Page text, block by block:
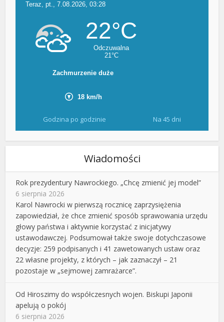
Godzina po godzinie Na 45 dni
Wiadomości
Rok prezydentury Nawrockiego. „Chcę zmienić jej model”
6 sierpnia 2026
Karol Nawrocki w pierwszą rocznicę zaprzysiężenia
zapowiedział, że chce zmienić sposób sprawowania urzędu
głowy państwa i aktywnie korzystać z inicjatywy
ustawodawczej. Podsumował także swoje dotychczasowe
decyzje: 259 podpisanych i 41 zawetowanych ustaw oraz
22 własne projekty, z których – jak zaznaczył – 21
pozostaje w „sejmowej zamrażarce”.
Od Hiroszimy do współczesnych wojen. Biskupi Japonii
apelują o pokój
6 sierpnia 2026